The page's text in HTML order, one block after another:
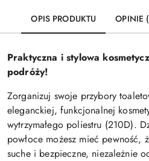
OPIS PRODUKTU OPINIE
Praktyczna i stylowa
podróży!
Zorganizuj swoje przybory
eleganckiej, funkcjonalnej
wytrzymałego poliestru (210D).
powłoce możesz mieć pewność,
suche i bezpieczne, niezależnie